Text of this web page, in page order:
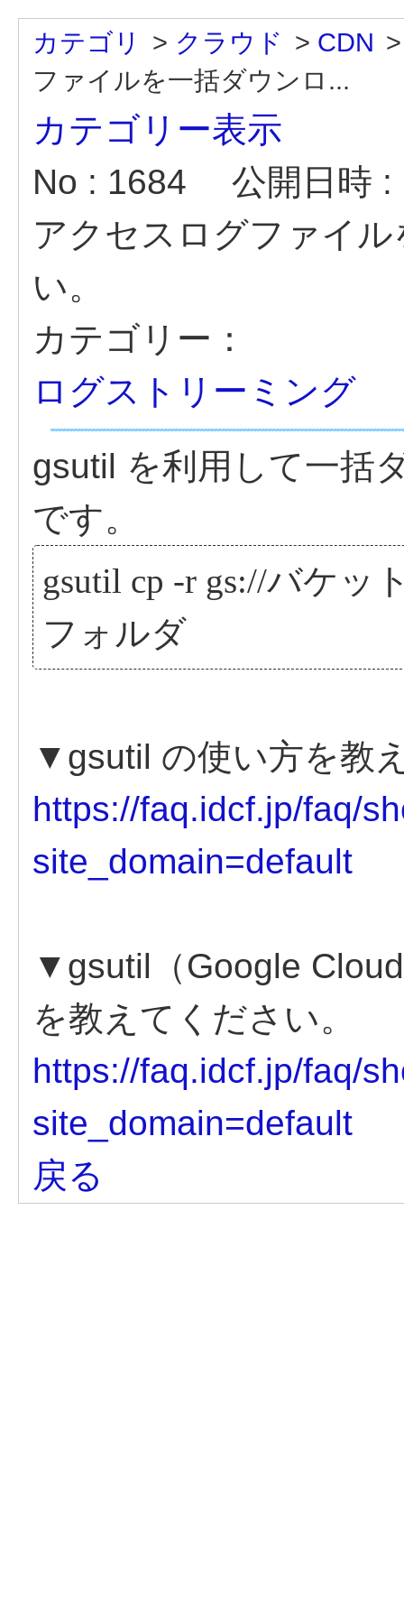
カテゴリ > クラウド > CDN
ファイルを一括ダウンロ...
カテゴリー表示
No : 1684
公開日時
アクセスログファイ
い。
カテゴリー：
ログストリーミング
gsutil を利用して一括
です。
gsutil cp -r gs://バケッ
フォルダ
▼gsutil の使い方を教
https://faq.idcf.jp/faq/
site_domain=default
▼gsutil（Google
を教えてください。
https://faq.idcf.jp/faq/
site_domain=default
戻る